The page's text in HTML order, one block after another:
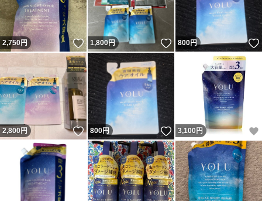
2,750円 いいね！
1,800円 いいね！
800円
2,800円 いいね！
800円 いいね！
3,100 円